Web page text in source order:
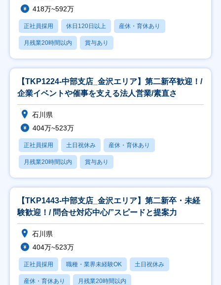
418万~592万
正社員採用 休日120日以上 産休・育休あり
月残業20時間以内 賞与あり
【TKP1224-中部支店_金沢エリア】第二新卒歓迎！/
企業イベントや催事を支える法人営業/素直さ
石川県
404万~523万
正社員採用 土日祝休み 産休・育休あり
月残業20時間以内 賞与あり
【TKP1443-中部支店_金沢エリア】第二新卒・未経
験歓迎！/ 問合せ対応中心/”スピードと提案力
石川県
404万~523万
正社員採用 職種・業界未経験OK 土日祝休み
産休・育休あり 月残業20時間以内